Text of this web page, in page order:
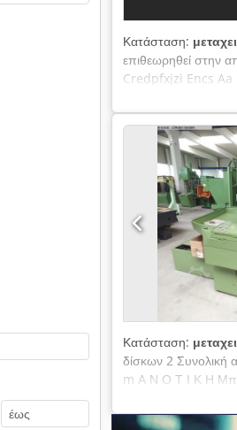
Κατάσταση:
επιθεωρηθεί στην
Credpfxjzi Encs Aa
Κατάσταση:
δίσκων 2 Συνολική
m Α Ν Ο Τ Ι Κ Η
προηγούμενης
ZL 800 H έτος